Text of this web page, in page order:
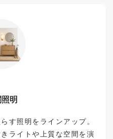
明
す照明をラインアップ。
ライトや上質な空間を演